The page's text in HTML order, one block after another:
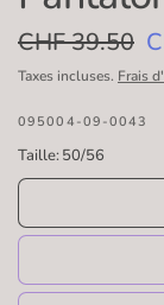
CHF 39.50
Taxes incluses. Frais
095004-09-0043
Taille:50/56